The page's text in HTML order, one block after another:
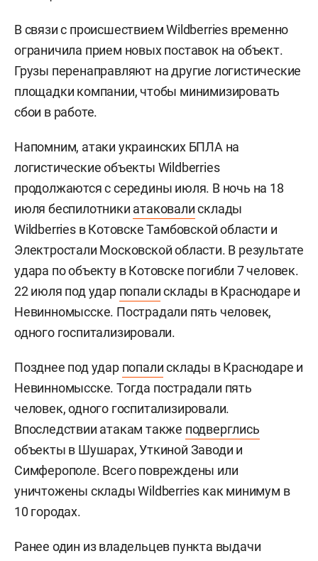
В связи с происшествием Wildberries временно
ограничила прием новых поставок на объект.
Грузы перенаправляют на другие логистические
площадки компании, чтобы минимизировать
сбои в работе.
Напомним, атаки украинских БПЛА на
логистические объекты Wildberries
продолжаются с середины июля. В ночь на 18
июля беспилотники атаковалисклады
Wildberries в Котовске Тамбовской области и
Электростали Московской области. В результате
удара по объекту в Котовске погибли 7 человек.
22 июля под удар попалисклады в Краснодаре и
Невинномысске. Пострадали пять человек,
одного госпитализировали.
Позднее под удар попалисклады в Краснодаре и
Невинномысске. Тогда пострадали пять
человек, одного госпитализировали.
Впоследствии атакам также подверглись
объекты в Шушарах, Уткиной Заводи и
Симферополе. Всего повреждены или
уничтожены склады Wildberries как минимум в
10 городах.
Ранее один из владельцев пункта выдачи